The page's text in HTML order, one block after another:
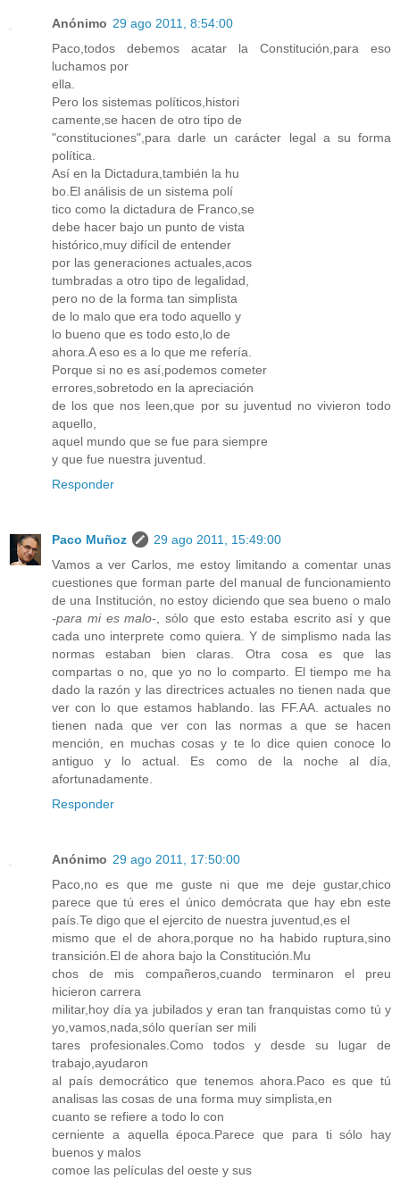
Anónimo 29 ago 2011, 8:54:00
Paco,todos debemos acatar la Constitución,para eso
luchamos por
ella.
Pero los sistemas políticos,histori
camente,se hacen de otro tipo de
"constituciones",para darle un carácter legal a su forma
política.
Así en la Dictadura,también la hu
bo.El análisis de un sistema polí
tico como la dictadura de Franco,se
debe hacer bajo un punto de vista
histórico,muy difícil de entender
por las generaciones actuales,acos
tumbradas a otro tipo de legalidad,
pero no de la forma tan simplista
de lo malo que era todo aquello y
lo bueno que es todo esto,lo de
ahora.A eso es a lo que me refería.
Porque si no es así,podemos cometer
errores,sobretodo en la apreciación
de los que nos leen,que por su juventud no vivieron todo
aquello,
aquel mundo que se fue para siempre
y que fue nuestra juventud.
Responder
Paco Muñoz
29 ago 2011, 15:49:00
Vamos a ver Carlos, me estoy limitando a comentar unas
cuestiones que forman parte del manual de funcionamiento
de una Institución, no estoy diciendo que sea bueno o malo
-para mi es malo- , sólo que esto estaba escrito así y que
cada uno interprete como quiera. Y de simplismo nada las
normas estaban bien claras. Otra cosa es que las
compartas o no, que yo no lo comparto. El tiempo me ha
dado la razón y las directrices actuales no tienen nada que
ver con lo que estamos hablando. las FF.AA. actuales no
tienen nada que ver con las normas a que se hacen
mención, en muchas cosas y te lo dice quien conoce lo
antiguo y lo actual. Es como de la noche al día,
afortunadamente.
Responder
Anónimo 29 ago 2011, 17:50:00
Paco,no es que me guste ni que me deje gustar,chico
parece que tú eres el único demócrata que hay ebn este
país.Te digo que el ejercito de nuestra juventud,es el
mismo que el de ahora,porque no ha habido ruptura,sino
transición.El de ahora bajo la Constitución.Mu
chos de mis compañeros,cuando terminaron el preu
hicieron carrera
militar,hoy día ya jubilados y eran tan franquistas como tú y
yo,vamos,nada,sólo querían ser mili
tares profesionales.Como todos y desde su lugar de
trabajo,ayudaron
al país democrático que tenemos ahora.Paco es que tú
analisas las cosas de una forma muy simplista,en
cuanto se refiere a todo lo con
cerniente a aquella época.Parece que para ti sólo hay
buenos y malos
comoe las películas del oeste y sus